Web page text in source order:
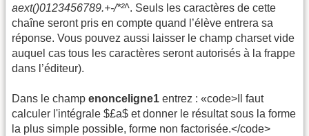
aext()0123456789.+-/*²^. Seuls les caractères de cette
chaîne seront pris en compte quand l’élève entrera sa
réponse. Vous pouvez aussi laisser le champ charset vide
auquel cas tous les caractères seront autorisés à la frappe
dans l’éditeur).
Dans le champ enonceligne1 entrez : «code>Il faut
calculer l'intégrale $£a$ et donner le résultat sous la forme
la plus simple possible, forme non factorisée.</code>